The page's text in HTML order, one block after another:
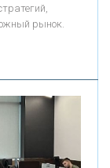
рынок.